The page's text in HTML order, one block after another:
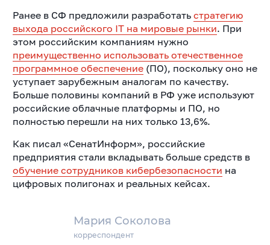
Мария Соколова
корреспондент
Ранее в СФ предложили разработать стратегию
выхода российского IT на мировые рынки. При
этом российским компаниям нужно
преимущественно использовать отечественное
программное обеспечение(ПО), поскольку оно не
уступает зарубежным аналогам по качеству.
Больше половины компаний в РФ уже используют
российские облачные платформы и ПО, но
полностью перешли на них только 13,6%.
Как писал «СенатИнформ», российские
предприятия стали вкладывать больше средств в
обучение сотрудников кибербезопасности на
цифровых полигонах и реальных кейсах.